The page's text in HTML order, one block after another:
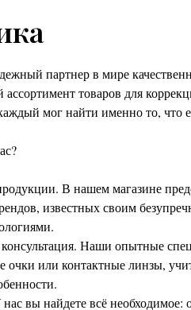
партнер в мире
товаров для
мог найти именно то, что
В нашем магазине
известных своим
Наши опытные
очки или контактные линзы,
вы найдете всё необходимое: